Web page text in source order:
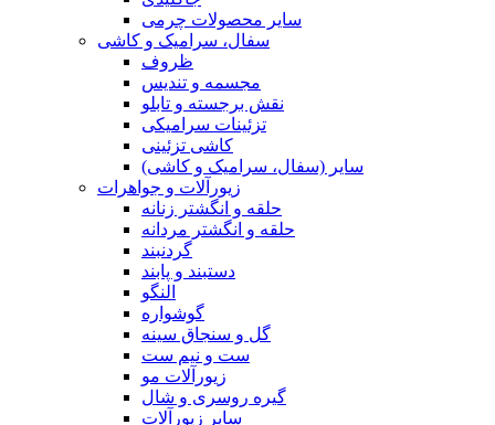
سایر محصولات چرمی
سفال، سرامیک و کاشی
ظروف
مجسمه و تندیس
نقش برجسته و تابلو
تزئینات سرامیکی
کاشی تزئینی
سایر (سفال، سرامیک و کاشی)
زیورآلات و جواهرات
حلقه و انگشتر زنانه
حلقه و انگشتر مردانه
گردنبند
دستبند و پابند
النگو
گوشواره
گل و سنجاق سینه
ست و نیم ست
زیورآلات مو
گیره روسری و شال
سایر زیورآلات